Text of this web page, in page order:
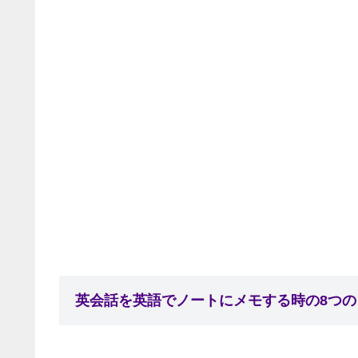
英会話を英語でノートにメモする時の8つ